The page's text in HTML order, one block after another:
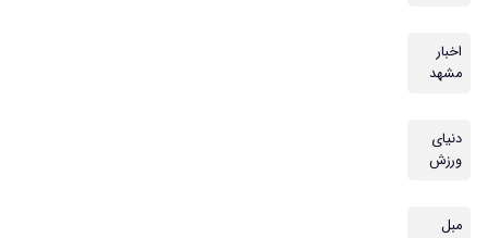
اخبار
مشهد
دنیای
ورزش
مبل